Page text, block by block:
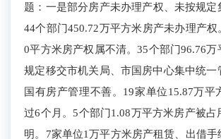
题：一是部分房产未办理产权、未按规定
44个部门450.72万平方米房产未办理产权
0平方米房产权属不清。35个部门96.76万
规定移交市机关局、市国房中心集中统一
国有房产管理不善。 19家单位15.87万平
过6个月。 5个部门1.08万平方米房产被占
明。 7家单位1万平方米房产租赁、出借手